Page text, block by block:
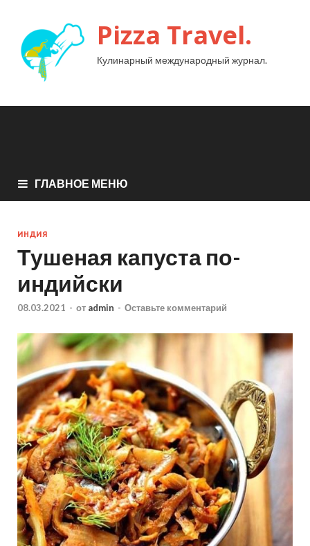
Pizza Travel.
Кулинарный международный журнал.
ГЛАВНОЕ МЕНЮ
ИНДИЯ
Тушеная капуста по-
индийски
08.03.2021 - от admin - Оставьте комментарий